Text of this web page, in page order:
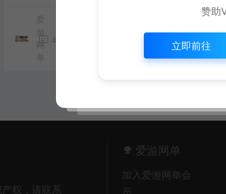
爱
游
网
单
4年前
爱
权，请联系
爱游网单
加入爱游网单会
员
赞助
立即前往